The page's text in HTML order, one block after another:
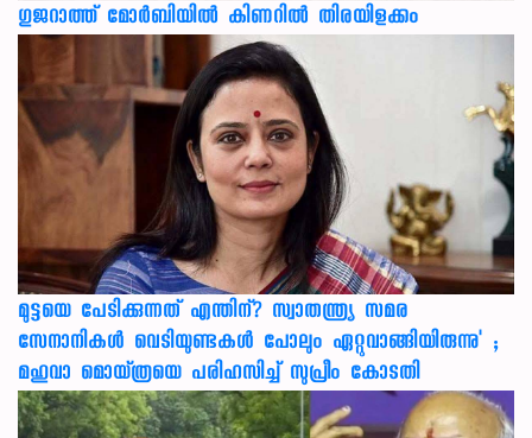
ഗുജറാത്ത് മോർബിയിൽ കിണറിൽ തിരയിളക്കം
മുട്ടയെ പേടിക്കുന്നത് എന്തിന്? സ്വാതന്ത്ര്യ സമര
സേനാനികൾ വെടിയുണ്ടകൾ പോലും ഏറ്റുവാങ്ങിയിരുന്നു' ;
മഹുവാ മൊയ്ത്രയെ പരിഹസിച്ച് സുപ്രീം കോടതി